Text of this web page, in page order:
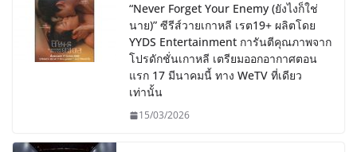
“Never Forget Your Enemy (ยังไงก็ใช่
นาย)” ซีรีส์วายเกาหลี เรต19+ ผลิตโดย
YYDS Entertainment การันตีคุณภาพจาก
โปรดักชั่นเกาหลี เตรียมออกอากาศตอน
แรก 17 มีนาคมนี้ ทาง WeTV ที่เดียว
เท่านั้น
15/03/2026